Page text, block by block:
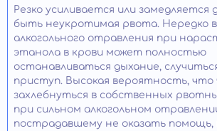
Резко усиливается или замедляется
быть неукротимая рвота. Нередко
алкогольного отравления при
этанола в крови может полностью
останавливаться дыхание,
приступ. Высокая вероятность, что
захлебнуться в собственных
при сильном алкогольном
пострадавшему не оказать